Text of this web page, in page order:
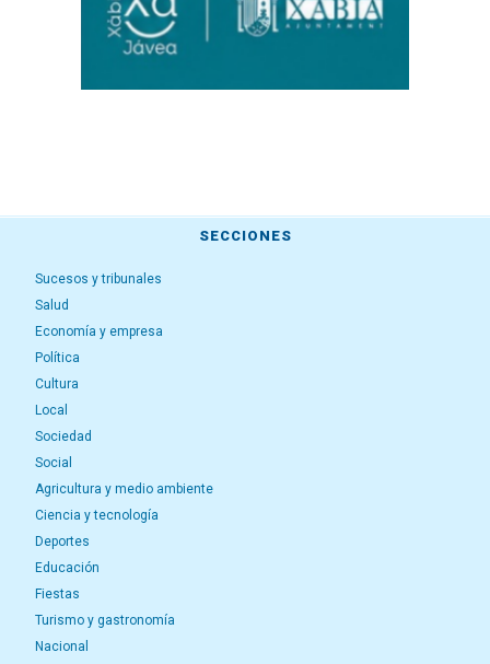
SECCIONES
Sucesos y tribunales
Salud
Economía y empresa
Política
Cultura
Local
Sociedad
Social
Agricultura y medio ambiente
Ciencia y tecnología
Deportes
Educación
Fiestas
Turismo y gastronomía
Nacional